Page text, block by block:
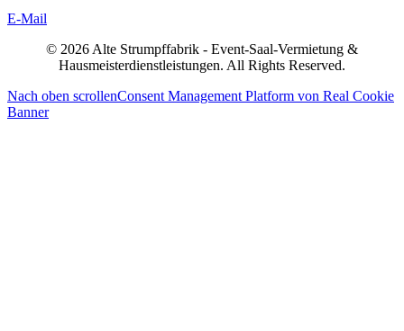
E-Mail
© 2026 Alte Strumpffabrik - Event-Saal-Vermietung &
Hausmeisterdienstleistungen. All Rights Reserved.
Nach oben scrollenConsent Management Platform von Real Cookie
Banner